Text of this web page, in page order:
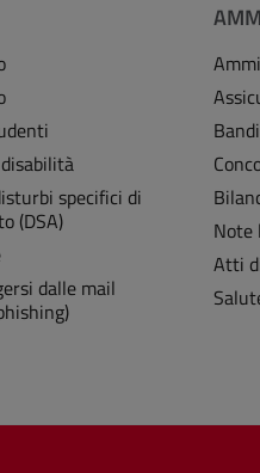
specifici di
(DSA)
dalle mail
Note
Atti